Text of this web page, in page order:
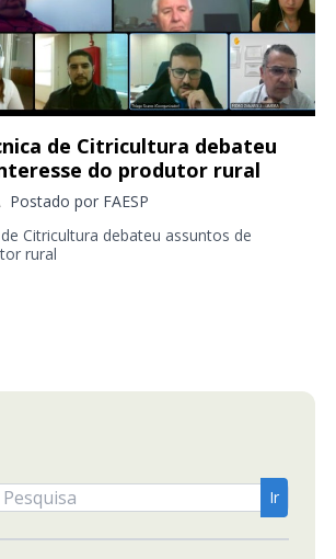
de Citricultura debateu
do produtor rural
Postado por FAESP
Citricultura debateu assuntos de
rural